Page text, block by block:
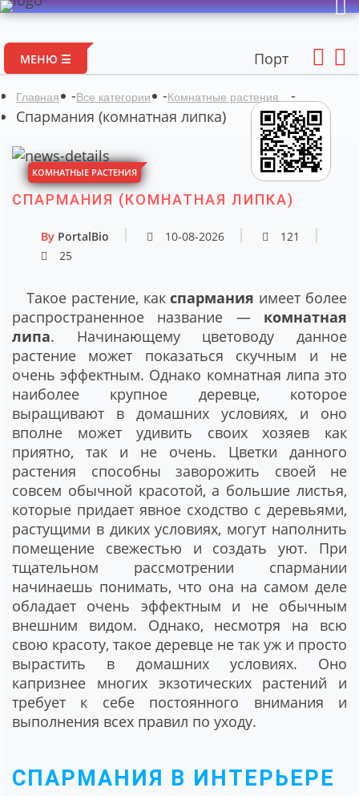
МЕНЮ ☰ Портал авторских
Главная -Все категории -Комнатные растения
-
Спармания (комнатная липка)
КОМНАТНЫЕ РАСТЕНИЯ
СПАРМАНИЯ (КОМНАТНАЯ ЛИПКА)
By PortalBio 10-08-2026
121
25
Такое растение, какспармания имеет более
распространенное название ― комнатная
липа. Начинающему цветоводу данное
растение может показаться скучным и не
очень эффектным. Однако комнатная липа это
наиболее крупное деревце, которое
выращивают в домашних условиях, и оно
вполне может удивить своих хозяев как
приятно, так и не очень. Цветки данного
растения способны заворожить своей не
совсем обычной красотой, а большие листья,
которые придает явное сходство с деревьями,
растущими в диких условиях, могут наполнить
помещение свежестью и создать уют. При
тщательном рассмотрении спармании
начинаешь понимать, что она на самом деле
обладает очень эффектным и не обычным
внешним видом. Однако, несмотря на всю
свою красоту, такое деревце не так уж и просто
вырастить в домашних условиях. Оно
капризнее многих экзотических растений и
требует к себе постоянного внимания и
выполнения всех правил по уходу.
СПАРМАНИЯ В ИНТЕРЬЕРЕ